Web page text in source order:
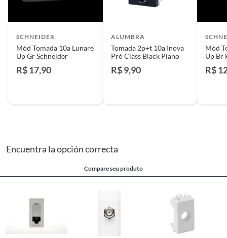
SCHNEIDER
Mód Tomada 10a Lunare
Up Gr Schneider
R$ 17,90
ALUMBRA
Tomada 2p+t 10a Inova
Pró Class Black Piano
R$ 9,90
Mód
Up Br
R$
Encuentra la opción correcta
Compare seu produto